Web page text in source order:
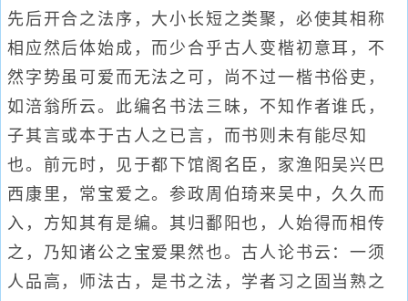
先后开合之法序，大小长短之类聚，必使其相称
相应然后体始成，而少合乎古人变楷初意耳，不
然字势虽可爱而无法之可，尚不过一楷书俗吏，
如涪翁所云。此编名书法三昧，不知作者谁氏，
子其言或本于古人之已言，而书则未有能尽知
也。前元时，见于都下馆阁名臣，家渔阳吴兴巴
西康里，常宝爱之。参政周伯琦来吴中，久久而
入，方知其有是编。其归鄱阳也，人始得而相传
之，乃知诸公之宝爱果然也。古人论书云：一须
人品高，师法古，是书之法，学者习之固当熟之